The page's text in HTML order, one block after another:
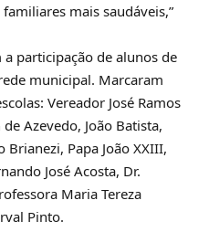
mais saudáveis,”
participação de alunos de
municipal. Marcaram
Vereador José Ramos
Azevedo, João Batista,
Brianezi, Papa João XXIII,
José Acosta, Dr.
Maria Tereza
Pinto.